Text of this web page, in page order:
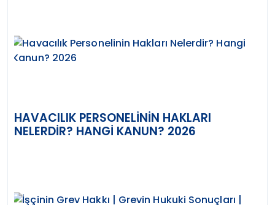
HAVACILIK PERSONELININ HAKLARI
NELERDIR? HANGI KANUN? 2026